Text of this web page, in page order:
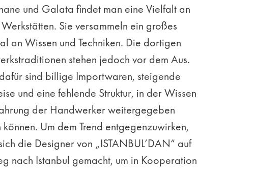
und Galata findet man eine Vielfalt an
Sie versammeln ein großes
an Wissen und Techniken. Die dortigen
stehen jedoch vor dem Aus.
sind billige Importwaren, steigende
und eine fehlende Struktur, in der Wissen
der Handwerker weitergegeben
Um dem Trend entgegenzuwirken,
die Designer von „ISTANBUL’DAN“ auf
nach Istanbul gemacht, um in Kooperation